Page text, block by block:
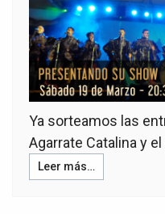
Ya sorteamos las
Agarrate Catalina y
Leer más…